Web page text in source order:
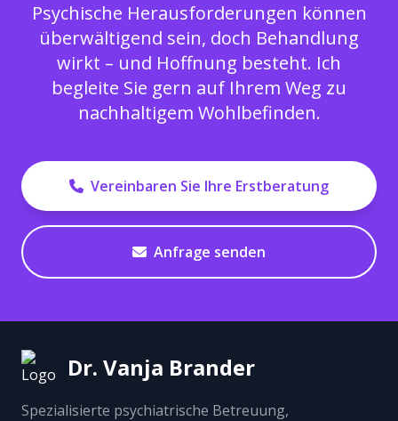
Psychische Herausforderungen können
überwältigend sein, doch Behandlung
wirkt – und Hoffnung besteht. Ich
begleite Sie gern auf Ihrem Weg zu
nachhaltigem Wohlbefinden.
Vereinbaren Sie Ihre Erstberatung
Anfrage senden
Dr. Vanja Brander
Spezialisierte psychiatrische Betreuung,